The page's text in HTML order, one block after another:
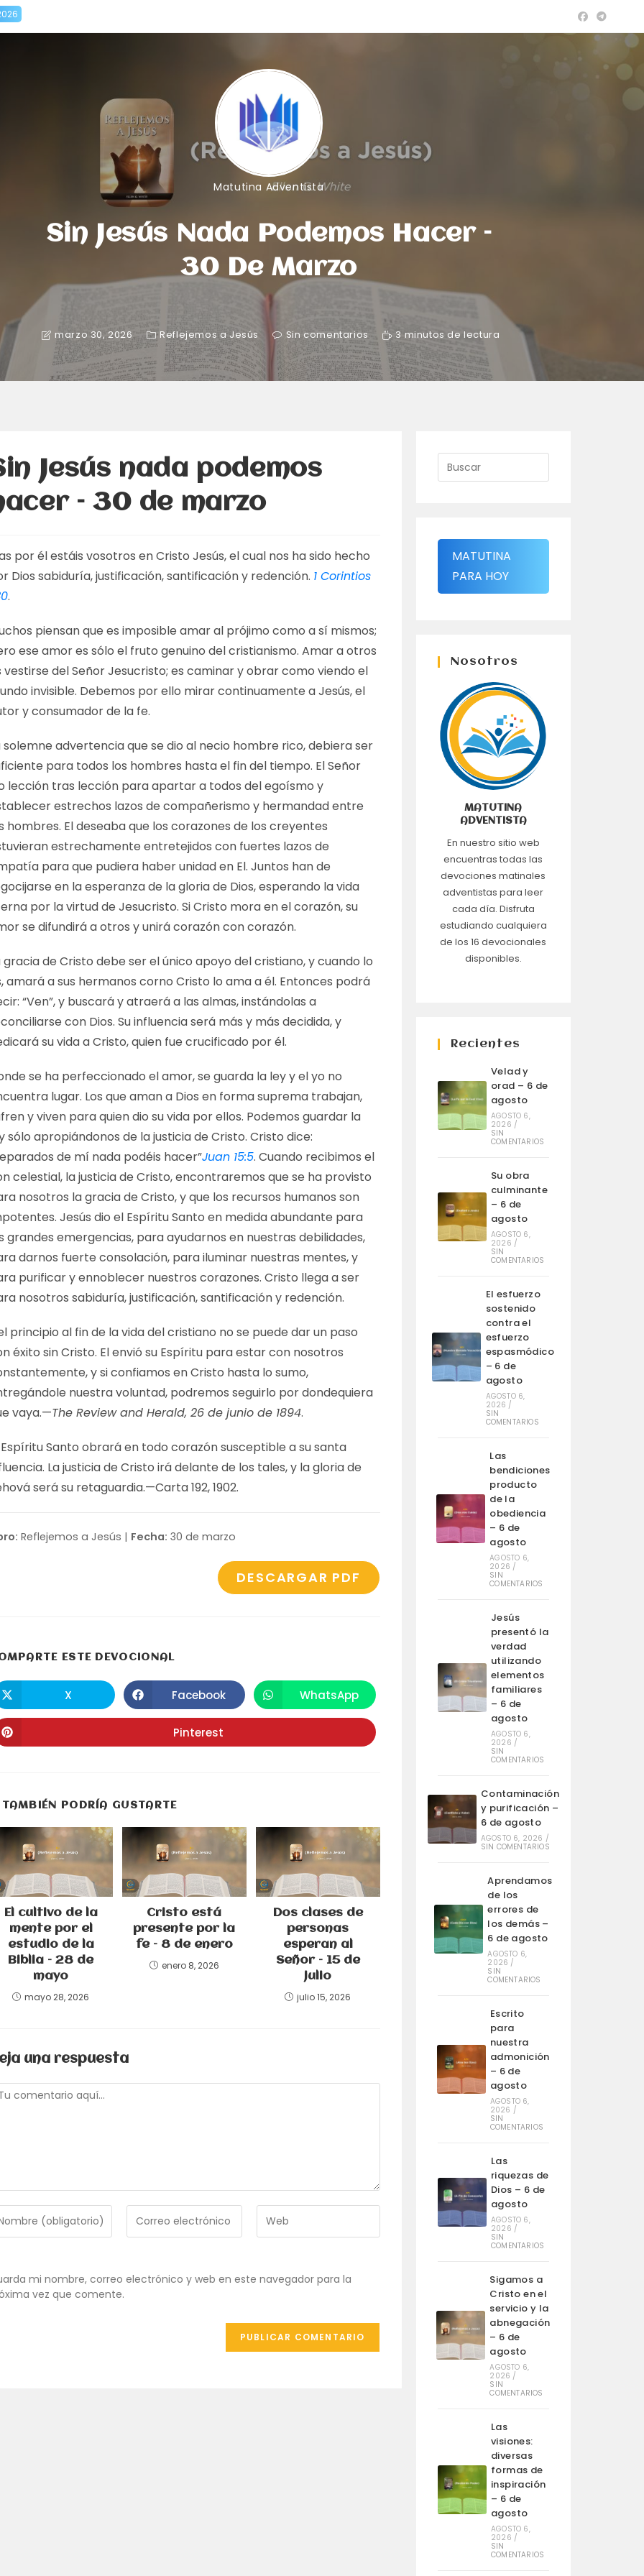
Matutina Adventista
Sin Jesús Nada Podemos Hacer –
30 De Marzo
marzo 30, 2026 Reflejemos a Jesús Sin comentarios 3 minutos de lectura
Jesús nada podemos
– 30 de marzo
por él estáis vosotros en Cristo Jesús, el cual nos ha sido hecho
Dios sabiduría, justificación, santificación y redención. 1 Corintios
.
piensan que es imposible amar al prójimo como a sí mismos;
ese amor es sólo el fruto genuino del cristianismo. Amar a otros
vestirse del Señor Jesucristo; es caminar y obrar como viendo el
invisible. Debemos por ello mirar continuamente a Jesús, el
y consumador de la fe.
solemne advertencia que se dio al necio hombre rico, debiera ser
para todos los hombres hasta el fin del tiempo. El Señor
lección tras lección para apartar a todos del egoísmo y
estrechos lazos de compañerismo y hermandad entre
hombres. El deseaba que los corazones de los creyentes
estrechamente entretejidos con fuertes lazos de
para que pudiera haber unidad en El. Juntos han de
en la esperanza de la gloria de Dios, esperando la vida
por la virtud de Jesucristo. Si Cristo mora en el corazón, su
se difundirá a otros y unirá corazón con corazón.
gracia de Cristo debe ser el único apoyo del cristiano, y cuando lo
amará a sus hermanos corno Cristo lo ama a él. Entonces podrá
“Ven”, y buscará y atraerá a las almas, instándolas a
con Dios. Su influencia será más y más decidida, y
su vida a Cristo, quien fue crucificado por él.
se ha perfeccionado el amor, se guarda la ley y el yo no
lugar. Los que aman a Dios en forma suprema trabajan,
y viven para quien dio su vida por ellos. Podemos guardar la
sólo apropiándonos de la justicia de Cristo. Cristo dice:
de mí nada podéis hacer”Juan 15:5. Cuando recibimos el
celestial, la justicia de Cristo, encontraremos que se ha provisto
nosotros la gracia de Cristo, y que los recursos humanos son
Jesús dio el Espíritu Santo en medida abundante para
grandes emergencias, para ayudarnos en nuestras debilidades,
darnos fuerte consolación, para iluminar nuestras mentes, y
purificar y ennoblecer nuestros corazones. Cristo llega a ser
nosotros sabiduría, justificación, santificación y redención.
principio al fin de la vida del cristiano no se puede dar un paso
éxito sin Cristo. El envió su Espíritu para estar con nosotros
y si confiamos en Cristo hasta lo sumo,
nuestra voluntad, podremos seguirlo por dondequiera
vaya.—The Review and Herald, 26 de junio de 1894.
Espíritu Santo obrará en todo corazón susceptible a su santa
La justicia de Cristo irá delante de los tales, y la gloria de
será su retaguardia.—Carta 192, 1902.
Reflejemos a Jesús | Fecha: 30 de marzo
DESCARGAR PDF
ESTE DEVOCIONALCOMPARTIR
abre
en
ventana
X Se
abre
en
una
nueva
ventana
Facebook Se
abre
en
ventana
WhatsApp
Se
abre
Pinterest
TAMBIÉN PODRÍA GUSTARTE
El cultivo de la
mente por el
estudio de la
Biblia – 28 de
mayo
mayo 28, 2026
Cristo está
presente por la
fe – 8 de enero
enero 8, 2026
Dos clases de
personas
esperan al
Señor – 15 de
julio
julio 15, 2026
una respuesta
dirección
correo
electrónico
URL
web
mi nombre, correo electrónico y web en este navegador para la
vez que comente.
MATUTINA
PARA HOY
Nosotros
MATUTINA
ADVENTISTA
En nuestro sitio web
encuentras todas las
devociones matinales
adventistas para leer
cada día. Disfruta
estudiando cualquiera
de los 16 devocionales
disponibles.
Recientes
Velad y
orad – 6 de
agosto
AGOSTO 6,
2026 /
SIN
COMENTARIOS
Su obra
culminante
– 6 de
agosto
AGOSTO 6,
2026 /
SIN
COMENTARIOS
El esfuerzo
sostenido
contra el
esfuerzo
espasmódico
– 6 de
agosto
AGOSTO 6,
2026 /
SIN
COMENTARIOS
Las
bendiciones
producto
de la
obediencia
– 6 de
agosto
AGOSTO 6,
2026 /
SIN
COMENTARIOS
Jesús
presentó la
verdad
utilizando
elementos
familiares
– 6 de
agosto
AGOSTO 6,
2026 /
SIN
COMENTARIOS
Contaminación
y purificación –
6 de agosto
AGOSTO 6, 2026 /
SIN COMENTARIOS
Aprendamos
de los
errores de
los demás –
6 de agosto
AGOSTO 6,
2026 /
SIN
COMENTARIOS
Escrito
para
nuestra
admonición
– 6 de
agosto
AGOSTO 6,
2026 /
SIN
COMENTARIOS
Las
riquezas de
Dios – 6 de
agosto
AGOSTO 6,
2026 /
SIN
COMENTARIOS
Sigamos a
Cristo en el
servicio y la
abnegación
– 6 de
agosto
AGOSTO 6,
2026 /
SIN
COMENTARIOS
Las
visiones:
diversas
formas de
inspiración
– 6 de
agosto
AGOSTO 6,
2026 /
SIN
COMENTARIOS